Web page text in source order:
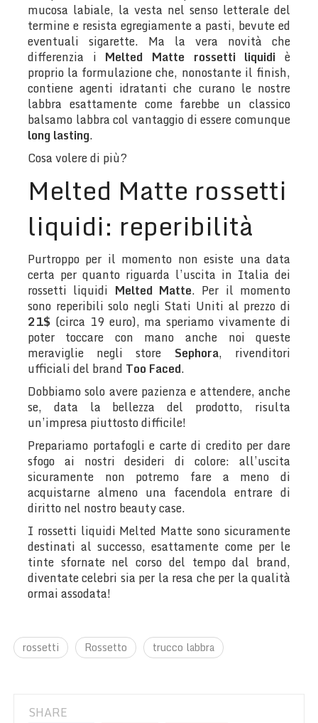
mucosa labiale, la vesta nel senso letterale del
termine e resista egregiamente a pasti, bevute ed
eventuali sigarette. Ma la vera novità che
differenzia i Melted Matte rossetti liquidi è
proprio la formulazione che, nonostante il finish,
contiene agenti idratanti che curano le nostre
labbra esattamente come farebbe un classico
balsamo labbra col vantaggio di essere comunque
long lasting.
Cosa volere di più?
Melted Matte rossetti
liquidi: reperibilità
Purtroppo per il momento non esiste una data
certa per quanto riguarda l’uscita in Italia dei
rossetti liquidi Melted Matte. Per il momento
sono reperibili solo negli Stati Uniti al prezzo di
21$ (circa 19 euro), ma speriamo vivamente di
poter toccare con mano anche noi queste
meraviglie negli store Sephora, rivenditori
ufficiali del brand Too Faced.
Dobbiamo solo avere pazienza e attendere, anche
se, data la bellezza del prodotto, risulta
un’impresa piuttosto difficile!
Prepariamo portafogli e carte di credito per dare
sfogo ai nostri desideri di colore: all’uscita
sicuramente non potremo fare a meno di
acquistarne almeno una facendola entrare di
diritto nel nostro beauty case.
I rossetti liquidi Melted Matte sono sicuramente
destinati al successo, esattamente come per le
tinte sfornate nel corso del tempo dal brand,
diventate celebri sia per la resa che per la qualità
ormai assodata!
rossetti Rossetto trucco labbra
SHARE